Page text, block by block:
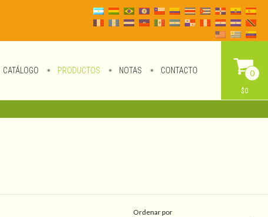
CATÁLOGO PRODUCTOS NOTAS CONTACTO 0
$0
Ordenar por